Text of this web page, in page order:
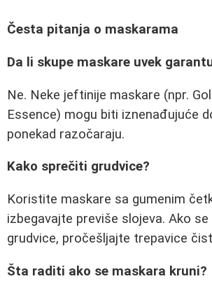
Česta pitanja o maskarama
Da li skupe maskare uvek
Ne. Neke jeftinije maskare (npr.
Essence) mogu biti iznenađujuće
ponekad razočaraju.
Kako sprečiti grudvice?
Koristite maskare sa gumenim
izbegavajte previše slojeva. Ako
grudvice, pročešljajte trepavice
Šta raditi ako se maskara kruni?